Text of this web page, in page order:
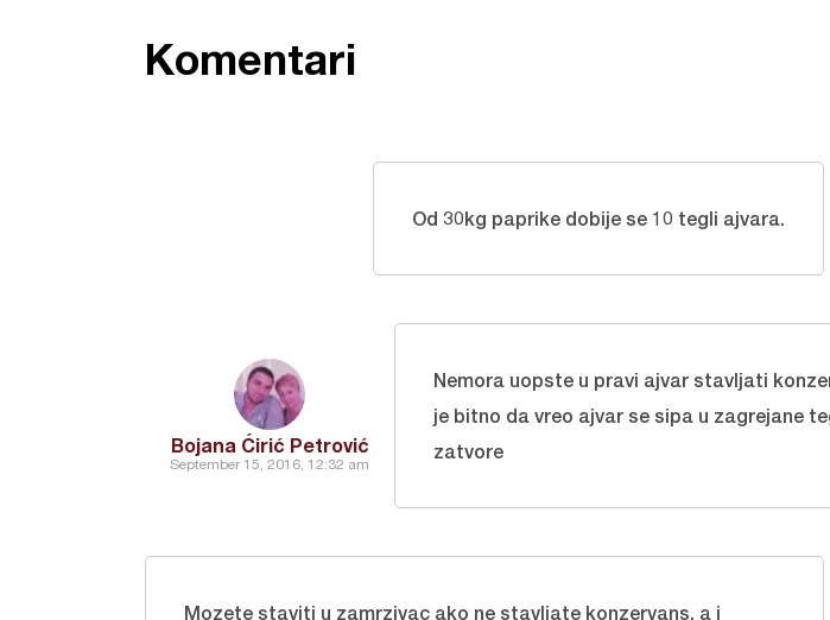
Komentari
Od 30kg paprike dobije se 10 tegli ajvara.
Bojana Ćirić Petrović
September 15, 2016, 12:32 am
Nemora uopste u pravi ajvar stavljati
je bitno da vreo ajvar se sipa u zagrejane
zatvore
Mozete staviti u zamrzivac ako ne stavljate konzervans, a i